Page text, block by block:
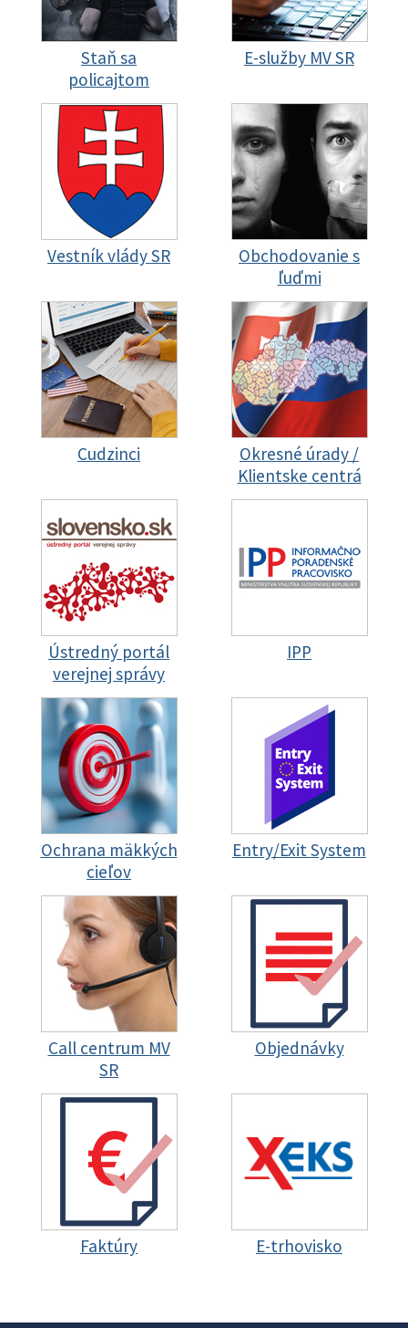
Staň sa
policajtom
E-služby MV SR
Vestník vlády SR
Obchodovanie s
ľuďmi
Cudzinci
Okresné úrady /
Klientske centrá
Ústredný portál
verejnej správy
IPP
Ochrana mäkkých
cieľov
Entry/Exit System
Call centrum MV
SR
Objednávky
Faktúry E-trhovisko